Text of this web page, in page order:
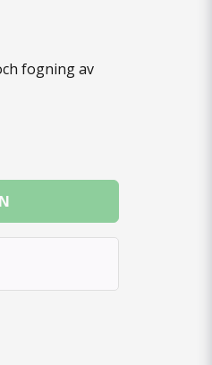
fogning av